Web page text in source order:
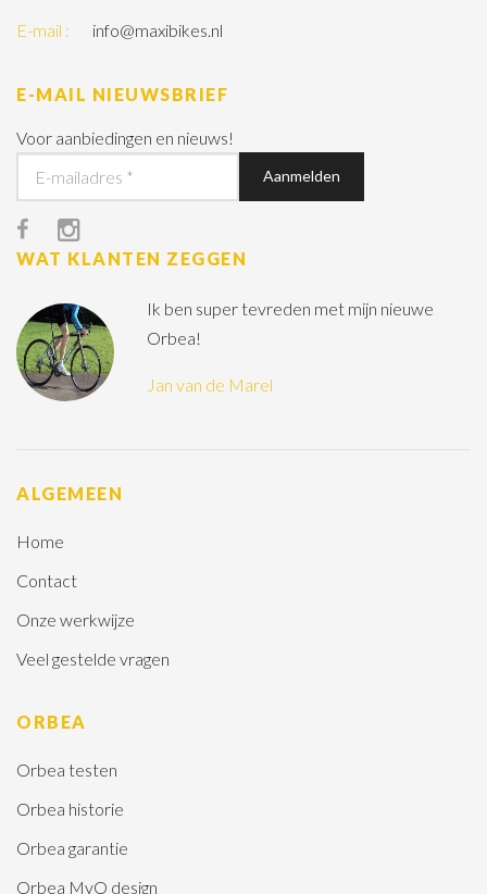
E-mail : info@maxibikes.nl
E-MAIL NIEUWSBRIEF
Voor aanbiedingen en nieuws!
WAT KLANTEN ZEGGEN
Ik ben super tevreden met mijn nieuwe
Orbea!
Jan van de Marel
ALGEMEEN
Home
Contact
Onze werkwijze
Veel gestelde vragen
ORBEA
Orbea testen
Orbea historie
Orbea garantie
Orbea MyO design